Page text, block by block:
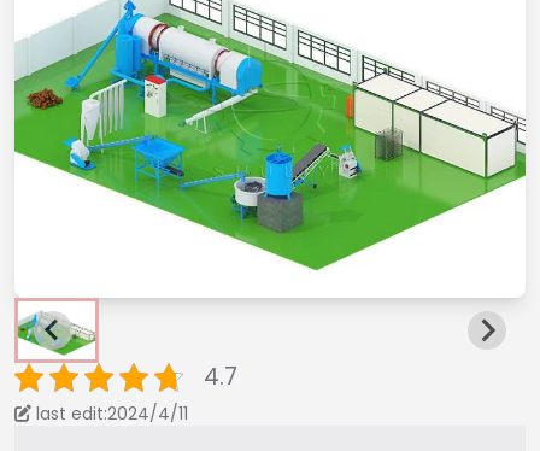
4.7
last edit:2024/4/11